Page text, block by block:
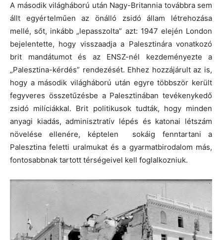
A második világháború után Nagy-Britannia továbbra sem
állt egyértelműen az önálló zsidó állam létrehozása
mellé, sőt, inkább „lepasszolta” azt: 1947 elején London
bejelentette, hogy visszaadja a Palesztinára vonatkozó
brit mandátumot és az ENSZ-nél kezdeményezte a
„Palesztina-kérdés” rendezését. Ehhez hozzájárult az is,
hogy a második világháború után egyre többször került
fegyveres összetűzésbe a Palesztinában tevékenykedő
zsidó milíciákkal. Brit politikusok tudták, hogy minden
anyagi kiadás, adminisztratív lépés és katonai létszám
növelése ellenére, képtelen sokáig fenntartani a
Palesztina feletti uralmukat és a gyarmatbirodalom más,
fontosabbnak tartott térségeivel kell foglalkozniuk.